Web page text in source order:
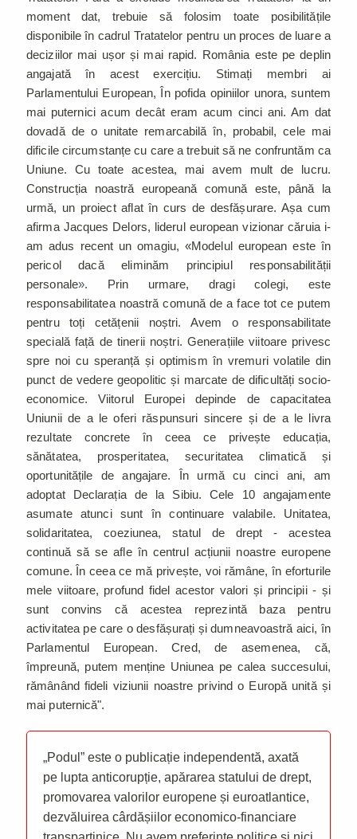
moment dat, trebuie să folosim toate posibilitățile
disponibile în cadrul Tratatelor pentru un proces de luare a
deciziilor mai ușor și mai rapid. România este pe deplin
angajată în acest exercițiu. Stimați membri ai
Parlamentului European, În pofida opiniilor unora, suntem
mai puternici acum decât eram acum cinci ani. Am dat
dovadă de o unitate remarcabilă în, probabil, cele mai
dificile circumstanțe cu care a trebuit să ne confruntăm ca
Uniune. Cu toate acestea, mai avem mult de lucru.
Construcția noastră europeană comună este, până la
urmă, un proiect aflat în curs de desfășurare. Așa cum
afirma Jacques Delors, liderul european vizionar căruia i-
am adus recent un omagiu, «Modelul european este în
pericol dacă eliminăm principiul responsabilității
personale». Prin urmare, dragi colegi, este
responsabilitatea noastră comună de a face tot ce putem
pentru toți cetățenii noștri. Avem o responsabilitate
specială față de tinerii noștri. Generațiile viitoare privesc
spre noi cu speranță și optimism în vremuri volatile din
punct de vedere geopolitic și marcate de dificultăți socio-
economice. Viitorul Europei depinde de capacitatea
Uniunii de a le oferi răspunsuri sincere și de a le livra
rezultate concrete în ceea ce privește educația,
sănătatea, prosperitatea, securitatea climatică și
oportunitățile de angajare. În urmă cu cinci ani, am
adoptat Declarația de la Sibiu. Cele 10 angajamente
asumate atunci sunt în continuare valabile. Unitatea,
solidaritatea, coeziunea, statul de drept - acestea
continuă să se afle în centrul acțiunii noastre europene
comune. În ceea ce mă privește, voi rămâne, în eforturile
mele viitoare, profund fidel acestor valori și principii - și
sunt convins că acestea reprezintă baza pentru
activitatea pe care o desfășurați și dumneavoastră aici, în
Parlamentul European. Cred, de asemenea, că,
împreună, putem menține Uniunea pe calea succesului,
rămânând fideli viziunii noastre privind o Europă unită și
mai puternică".
„Podul” este o publicație independentă, axată
pe lupta anticorupție, apărarea statului de drept,
promovarea valorilor europene și euroatlantice,
dezvăluirea cârdășiilor economico-financiare